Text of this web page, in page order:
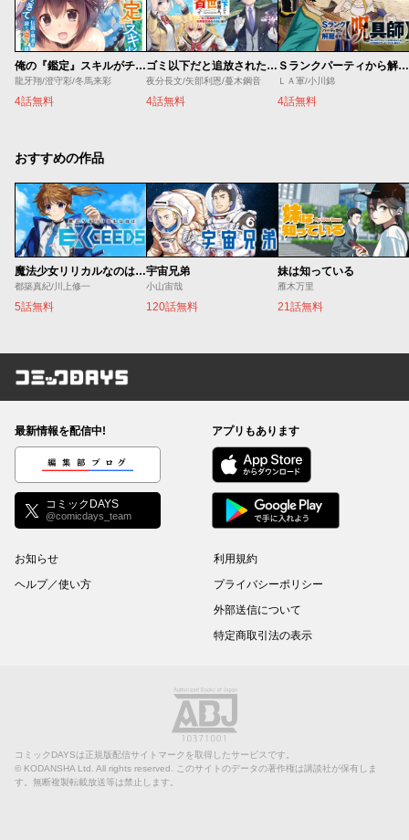
俺の『鑑定』スキルがチートすぎて
龍牙翔/澄守彩/冬馬来彩
4話無料
ゴミ以下だと追放された使用人、実は前世賢者です ～史上最強の賢者、世界最高峰の学園に通う～
夜分長文/矢部利恩/蔓木鋼音
4話無料
Ｓランクパーティから解雇された【呪具師】～『呪いのアイテム』しか作れませんが、その性能はアーティファクト級なり……！～
ＬＡ軍/小川錦
4話無料
おすすめの作品
魔法少女リリカルなのは EXCEEDS
都築真紀/川上修一
5話無料
宇宙兄弟
小山宙哉
120話無料
妹は知っている
雁木万里
21話無料
コミックDAYS
最新情報を配信中!
編集部ブログ
コミックDAYS
@comicdays_team
アプリもあります
お知らせ
ヘルプ／使い方
利用規約
プライバシーポリシー
外部送信について
特定商取引法の表示
コミックDAYSは正規版配信サイトマークを取得したサービスです。
© KODANSHA Ltd. All rights reserved. このサイトのデータの著作権は講談社が保有しま
す。無断複製転載放送等は禁止します。